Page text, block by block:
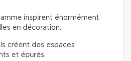
inspirent énormément
en décoration.
créent des espaces
et épurés.